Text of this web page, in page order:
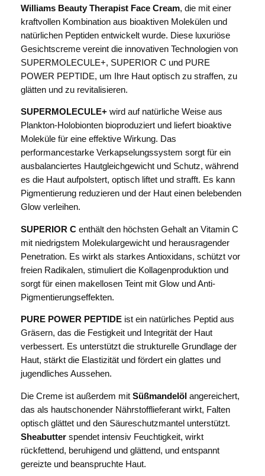
W
i
l
l
i
a
m
B
e
a
u
t
y
T
h
e
r
a
p
i
s
F
a
c
e
C
e
a
m
5
0
m
Williams Beauty Therapist Face Cream, die mit einer
kraftvollen Kombination aus bioaktiven Molekülen und
natürlichen Peptiden entwickelt wurde. Diese luxuriöse
Gesichtscreme vereint die innovativen Technologien von
SUPERMOLECULE+, SUPERIOR C und PURE
POWER PEPTIDE, um Ihre Haut optisch zu straffen, zu
glätten und zu revitalisieren.
SUPERMOLECULE+wird auf natürliche Weise aus
Plankton-Holobionten bioproduziert und liefert bioaktive
Moleküle für eine effektive Wirkung. Das
performancestarke Verkapselungssystem sorgt für ein
ausbalanciertes Hautgleichgewicht und Schutz, während
es die Haut aufpolstert, optisch liftet und strafft. Es kann
Pigmentierung reduzieren und der Haut einen belebenden
Glow verleihen.
SUPERIOR Centhält den höchsten Gehalt an Vitamin C
mit niedrigstem Molekulargewicht und herausragender
Penetration. Es wirkt als starkes Antioxidans, schützt vor
freien Radikalen, stimuliert die Kollagenproduktion und
sorgt für einen makellosen Teint mit Glow und Anti-
Pigmentierungseffekten.
PURE POWER PEPTIDEist ein natürliches Peptid aus
Gräsern, das die Festigkeit und Integrität der Haut
verbessert. Es unterstützt die strukturelle Grundlage der
Haut, stärkt die Elastizität und fördert ein glattes und
jugendliches Aussehen.
Die Creme ist außerdem mit Süßmandelöl angereichert,
das als hautschonender Nährstofflieferant wirkt, Falten
optisch glättet und den Säureschutzmantel unterstützt.
Sheabutterspendet intensiv Feuchtigkeit, wirkt
rückfettend, beruhigend und glättend, und entspannt
gereizte und beanspruchte Haut.